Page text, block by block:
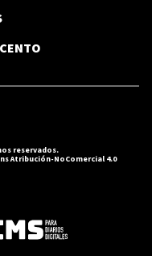
reservados.
Atribución-NoComercial 4.0